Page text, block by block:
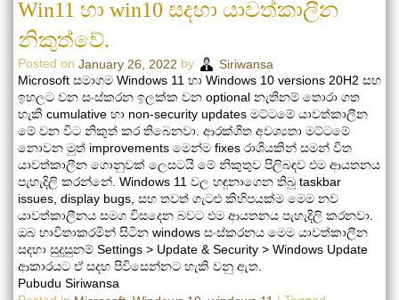
Win11 හා win10 සදහා යාවත්කාලීන
නිකුත්වේ.
Posted on January 26, 2022 by
Siriwansa
Microsoft සමාගම Windows 11 හා Windows 10 versions 20H2 සහ
ඉහලට වන සංස්කරන ඉලක්ක වන optional නැතිනම් තොරා ගත
හැකි cumulative හා non-security updates මට්ටමේ යාවත්කාලීන
මේ වන විට නිකුත් කර තිබෙනවා. ආරක්ශිත අවශ්‍යතා මට්ටමේ
නොවන මුත් improvements මෙන්ම fixes රාශියකින් සමන් විත
යාවත්කාලීන ගොනුවක් ලෙසටයි මේ නිකුතුව පිලිබඳව එම ආයතනය
පැහැදිලි කරන්නේ. Windows 11 වල හඳුනාගෙන තිබූ taskbar
issues, display bugs, සහ තවත් ගැටළු කිහිපයක්ම මෙම නව
යාවත්කාලීනය සමග විසදෙන බවට එම ආයතනය පැහැදිලි කරනවා.
ඔබ භාවිතාකරමින් සිටින windows සංස්කරනය මෙම යාවත්කාලීන
සදහා සුදුසුනම් Settings > Update & Security > Windows Update
ආකාරයට ඒ සදහ පිවිසෙන්නට හැකි වනු ඇත.
Pubudu Siriwansa